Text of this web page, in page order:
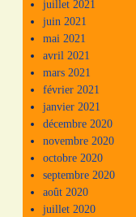
juillet 2021
juin 2021
mai 2021
avril 2021
mars 2021
février 2021
janvier 2021
décembre 2020
novembre 2020
octobre 2020
septembre 2020
août 2020
juillet 2020